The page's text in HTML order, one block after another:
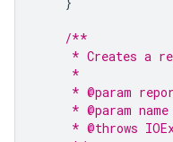
/**
* Creates a
     *
* @param
* @param name
* @throws